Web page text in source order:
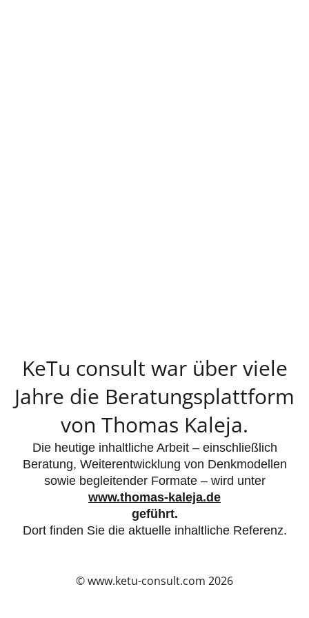
KeTu consult war über viele
Jahre die Beratungsplattform
von Thomas Kaleja.
Die heutige inhaltliche Arbeit – einschließlich
Beratung, Weiterentwicklung von Denkmodellen
sowie begleitender Formate – wird unter
www.thomas-kaleja.de
geführt.
Dort finden Sie die aktuelle inhaltliche Referenz.
© www.ketu-consult.com 2026